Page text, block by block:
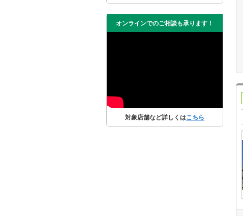
オンラインでのご相談も承ります！
対象店舗など詳しくはこちら